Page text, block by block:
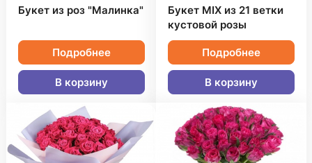
Букет из роз "Малинка"
Подробнее
В корзину
Букет MIX из 21 ветки
кустовой розы
Подробнее
В корзину